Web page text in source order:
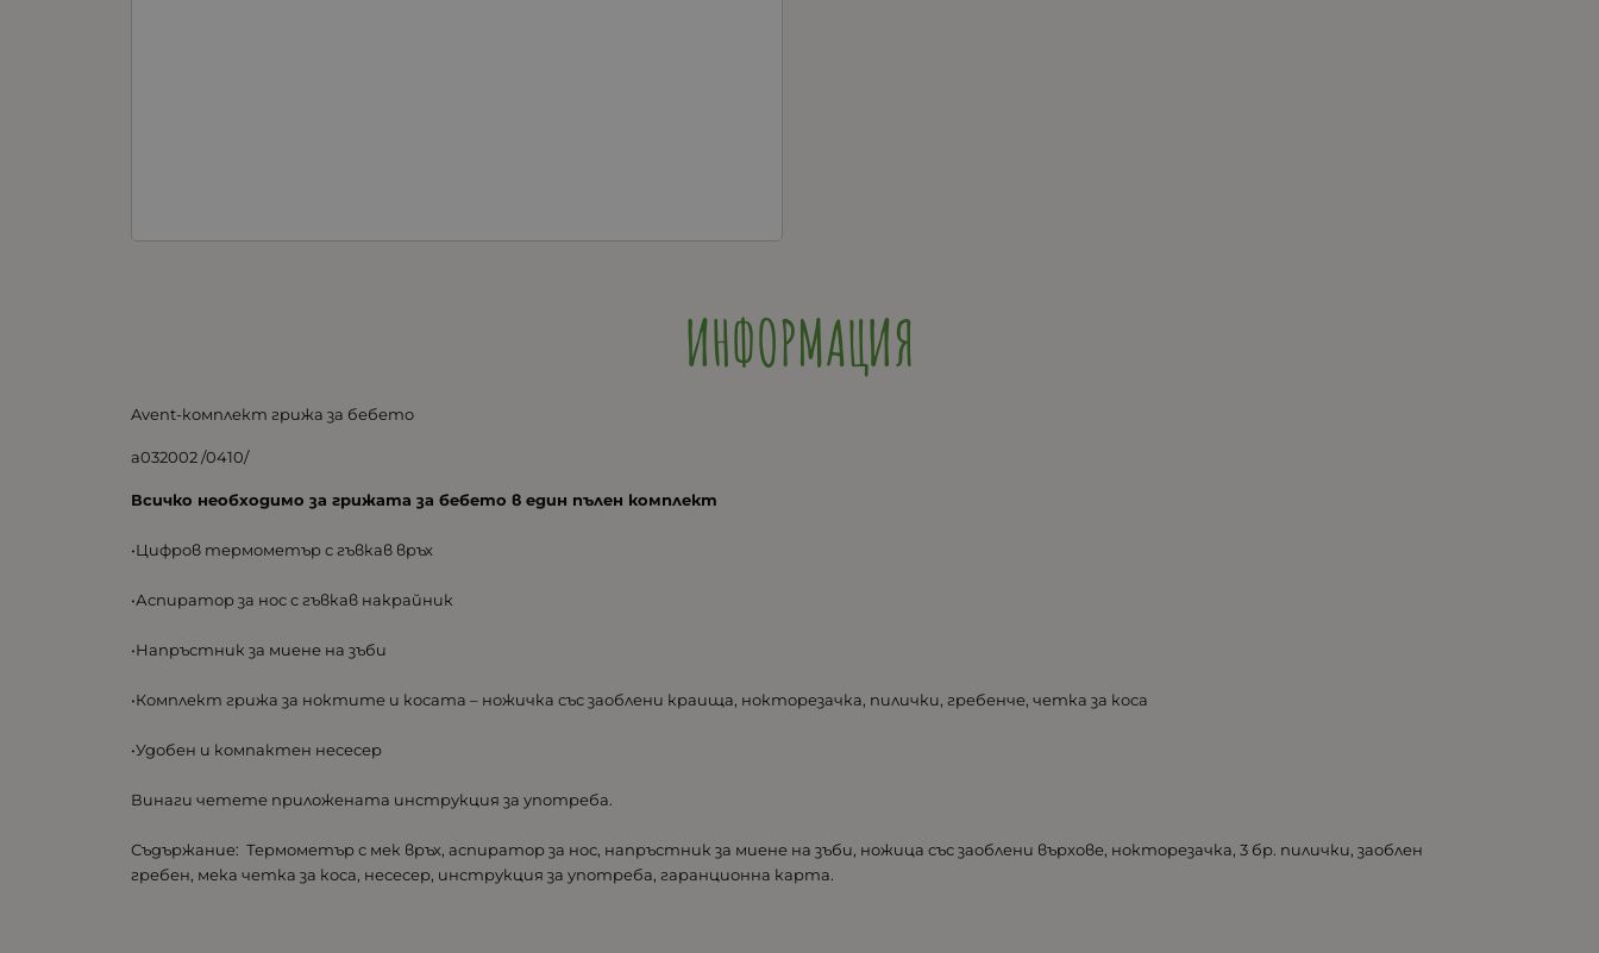
ИНФОРМАЦИЯ
Avent-комплект грижа за бебето
а032002 /0410/
Всичко необходимо за грижата за бебето в един пълен комплект
•Цифров термометър с гъвкав връх
•Аспиратор за нос с гъвкав накрайник
•Напръстник за миене на зъби
•Комплект грижа за ноктите и косата – ножичка със заоблени краища, нокторезачка, пилички, гребенче, четка за коса
•Удобен и компактен несесер
Винаги четете приложената инструкция за употреба.
Съдържание: Термометър с мек връх, аспиратор за нос, напръстник за миене на зъби, ножица със заоблени върхове, нокторезачка, 3 бр. пилички, заоблен
гребен, мека четка за коса, несесер, инструкция за употреба, гаранционна карта.